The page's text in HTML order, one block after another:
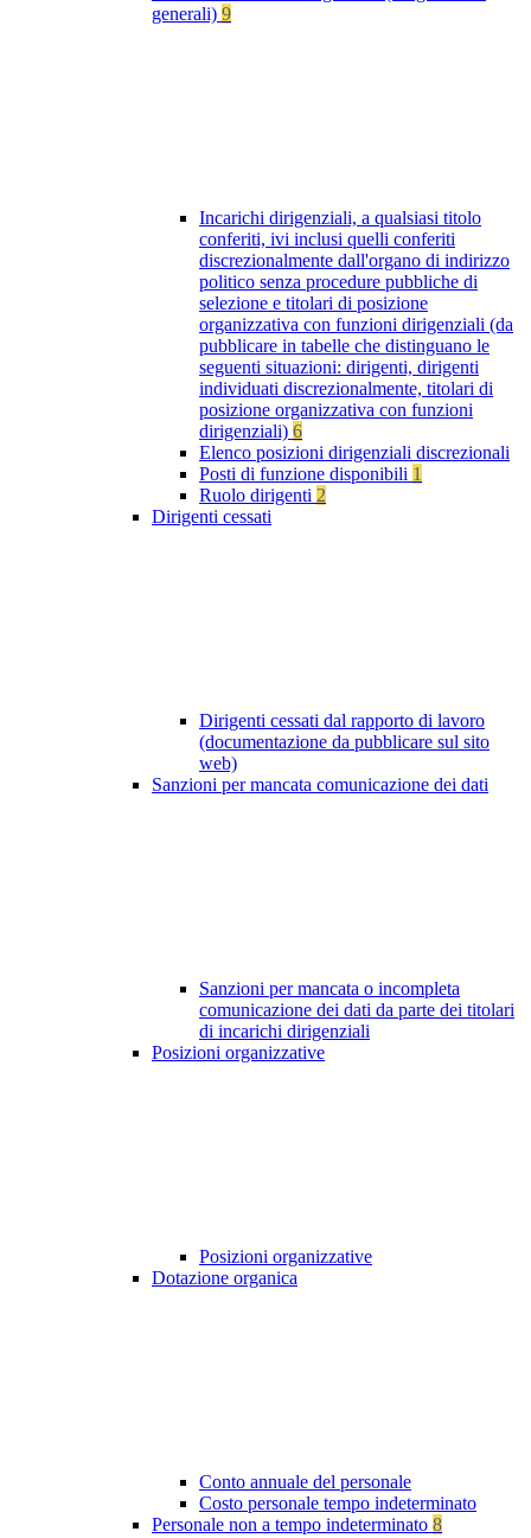
generali) 9
Incarichi dirigenziali, a qualsiasi titolo
conferiti, ivi inclusi quelli conferiti
discrezionalmente dall'organo di indirizzo
politico senza procedure pubbliche di
selezione e titolari di posizione
organizzativa con funzioni dirigenziali (da
pubblicare in tabelle che distinguano le
seguenti situazioni: dirigenti, dirigenti
individuati discrezionalmente, titolari di
posizione organizzativa con funzioni
dirigenziali) 6
Elenco posizioni dirigenziali discrezionali
Posti di funzione disponibili 1
Ruolo dirigenti 2
Dirigenti cessati
Dirigenti cessati dal rapporto di lavoro
(documentazione da pubblicare sul sito
web)
Sanzioni per mancata comunicazione dei dati
Sanzioni per mancata o incompleta
comunicazione dei dati da parte dei titolari
di incarichi dirigenziali
Posizioni organizzative
Posizioni organizzative
Dotazione organica
Conto annuale del personale
Costo personale tempo indeterminato
Personale non a tempo indeterminato 8